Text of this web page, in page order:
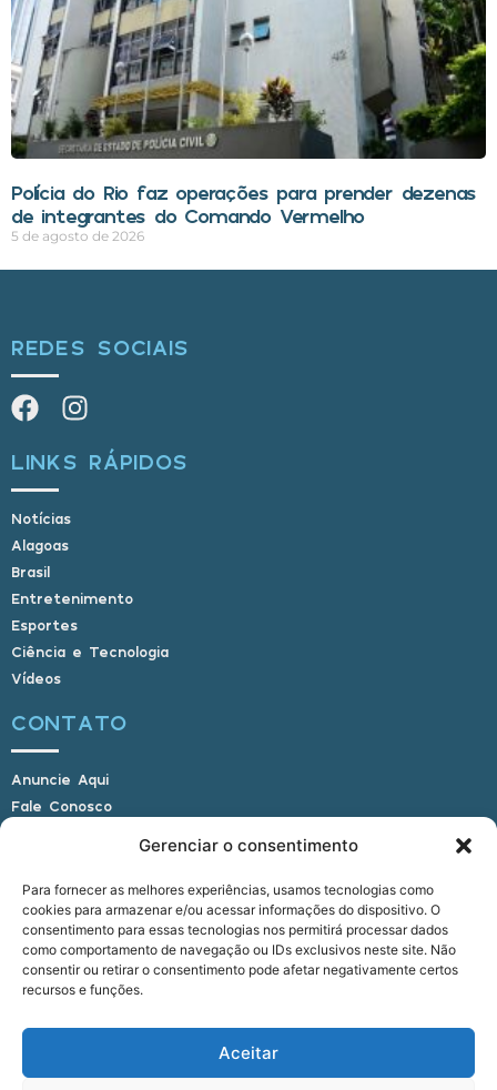
Gerenciar o consentimento
Para fornecer as melhores experiências, usamos tecnologias como
cookies para armazenar e/ou acessar informações do dispositivo. O
consentimento para essas tecnologias nos permitirá processar dados
como comportamento de navegação ou IDs exclusivos neste site. Não
consentir ou retirar o consentimento pode afetar negativamente certos
recursos e funções.
Aceitar
Polícia do Rio faz operações para prender dezenas
de integrantes do Comando Vermelho
5 de agosto de 2026
REDES SOCIAIS
LINKS RÁPIDOS
Notícias
Alagoas
Brasil
Entretenimento
Esportes
Ciência e Tecnologia
Vídeos
CONTATO
Anuncie Aqui
Fale Conosco
E-mail: alagoasbrasilnoticias@gmail.com
Telefone: (82) 9 9691-0391 (Whatsapp)
Responsável Técnico: Crysthyan Carlos
Rua do Sau - Centro - Anadia - AL - CEP: